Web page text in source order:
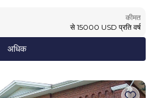
कीमत
से 15000 USD प्रति वर्ष
अधिक